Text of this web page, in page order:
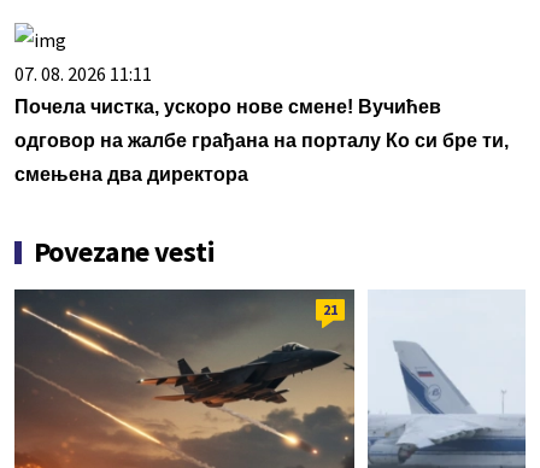
07. 08. 2026 11:11
Почела чистка, ускоро нове смене! Вучићев
одговор на жалбе грађана на порталу Ко си бре ти,
смењена два директора
Povezane vesti
21